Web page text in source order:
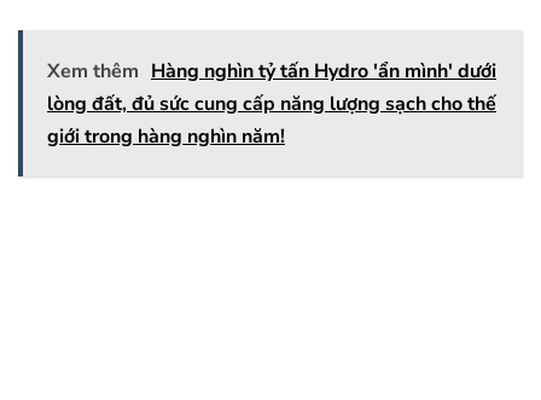
Xem thêm Hàng nghìn tỷ tấn Hydro 'ẩn mình' dưới
lòng đất, đủ sức cung cấp năng lượng sạch cho thế
giới trong hàng nghìn năm!